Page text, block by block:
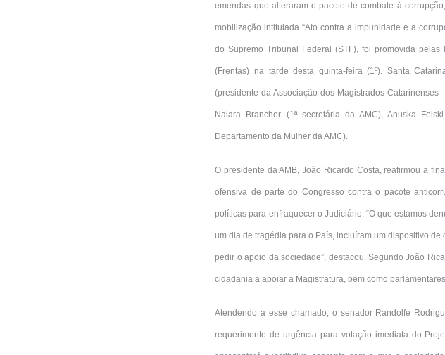
emendas que alteraram o pacote de combate à
mobilização intitulada “Ato contra a impunidade e a
do Supremo Tribunal Federal (STF), foi promovida
(Frentas) na tarde desta quinta-feira (1º). Santa
(presidente da Associação dos Magistrados Catarinenses
Naiara Brancher (1ª secretária da AMC), Anuska
Departamento da Mulher da AMC).
O presidente da AMB, João Ricardo Costa, reafirmou a
ofensiva de parte do Congresso contra o pacote
políticas para enfraquecer o Judiciário: “O que estamos
um dia de tragédia para o País, incluíram um dispositivo
pedir o apoio da sociedade”, destacou. Segundo João
cidadania a apoiar a Magistratura, bem como
Atendendo a esse chamado, o senador Randolfe
requerimento de urgência para votação imediata do